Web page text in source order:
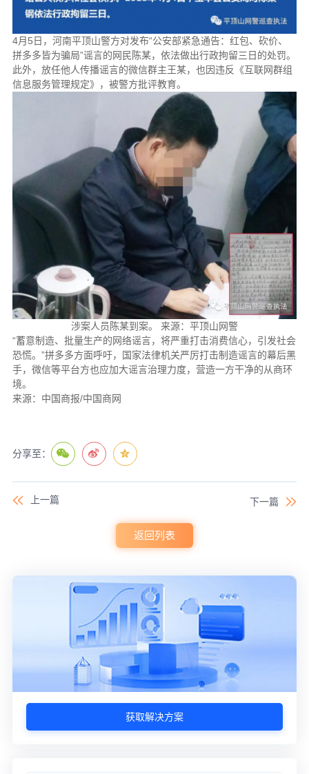
4月5日，河南平顶山警方对发布“公安部紧急通告：红包、砍价、
拼多多皆为骗局”谣言的网民陈某，依法做出行政拘留三日的处罚。
此外，放任他人传播谣言的微信群主王某，也因违反《互联网群组
信息服务管理规定》，被警方批评教育。
涉案人员陈某到案。 来源：平顶山网警
“蓄意制造、批量生产的网络谣言，将严重打击消费信心，引发社会
恐慌。”拼多多方面呼吁，国家法律机关严厉打击制造谣言的幕后黑
手，微信等平台方也应加大谣言治理力度，营造一方干净的从商环
境。
来源：中国商报/中国商网
分享至：
上一篇 下一篇
返回列表
获取解决方案